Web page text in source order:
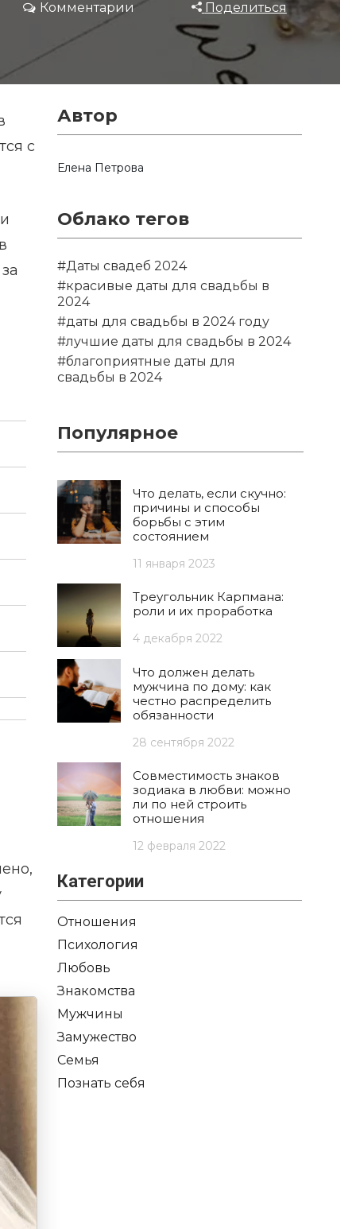
Комментарии Поделиться
с
Автор
Елена Петрова
Облако тегов
#Даты свадеб 2024
#красивые даты для свадьбы в
2024
#даты для свадьбы в 2024 году
#лучшие даты для свадьбы в 2024
#благоприятные даты для
свадьбы в 2024
Популярное
Что делать, если скучно:
причины и способы
борьбы с этим
состоянием
11 января 2023
Треугольник Карпмана:
роли и их проработка
4 декабря 2022
Что должен делать
мужчина по дому: как
честно распределить
обязанности
28 сентября 2022
Совместимость знаков
зодиака в любви: можно
ли по ней строить
отношения
12 февраля 2022
Категории
Отношения
Психология
Любовь
Знакомства
Мужчины
Замужество
Семья
Познать себя